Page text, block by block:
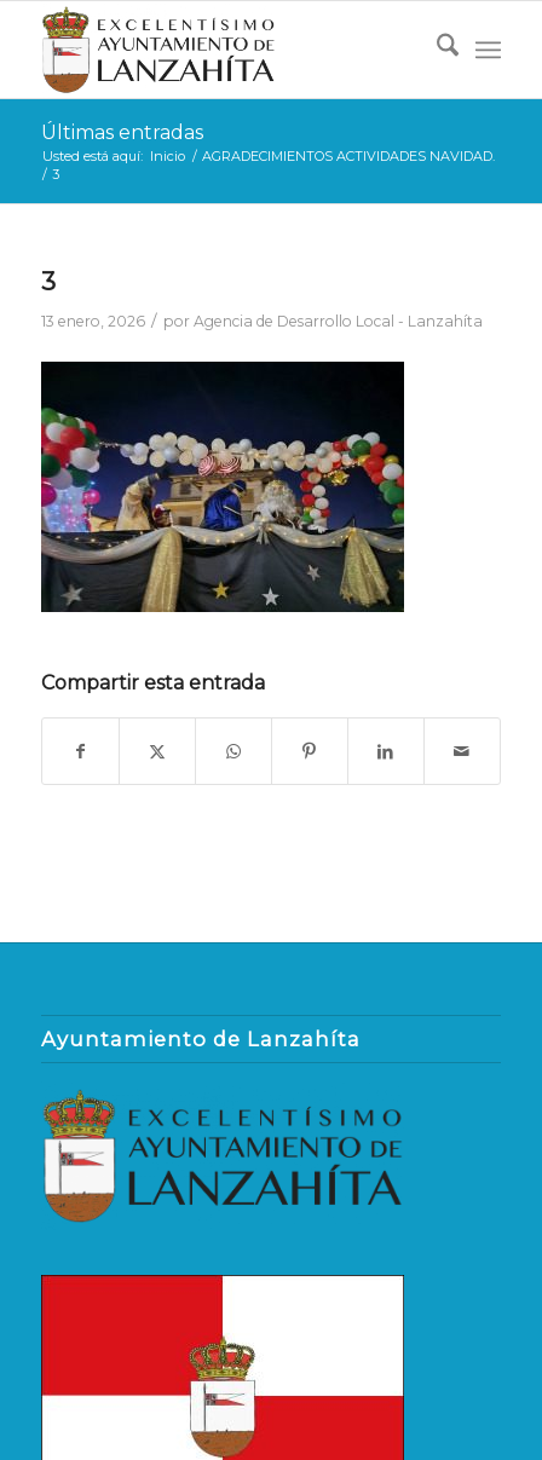
Últimas entradas
Usted está aquí: Inicio / AGRADECIMIENTOS ACTIVIDADES NAVIDAD.
/ 3
3
13 enero, 2026 / por Agencia de Desarrollo Local - Lanzahíta
Compartir esta entrada
Ayuntamiento de Lanzahíta